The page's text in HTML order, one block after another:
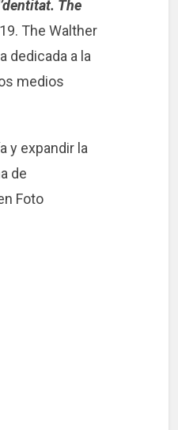
The
The Walther
dedicada a la
medios
y expandir la
de
Foto